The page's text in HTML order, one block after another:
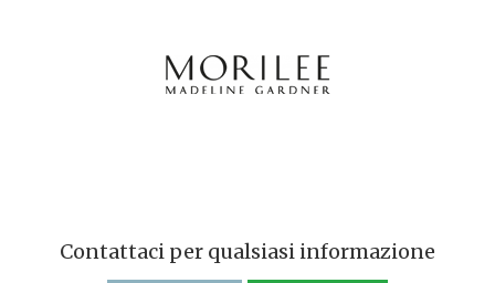
Contattaci per qualsiasi informazione